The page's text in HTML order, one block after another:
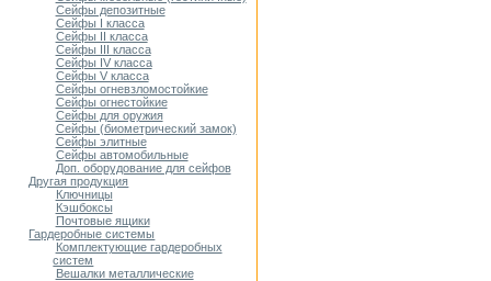
Сейфы депозитные
Cейфы I класса
Сейфы II класса
Сейфы III класса
Сейфы IV класса
Сейфы V класса
Сейфы огневзломостойкие
Сейфы огнестойкие
Сейфы для оружия
Сейфы (биометрический замок)
Сейфы элитные
Cейфы автомобильные
Доп. оборудование для сейфов
Другая продукция
Ключницы
Кэшбоксы
Почтовые ящики
Гардеробные системы
Комплектующие гардеробных
систем
Вешалки металлические